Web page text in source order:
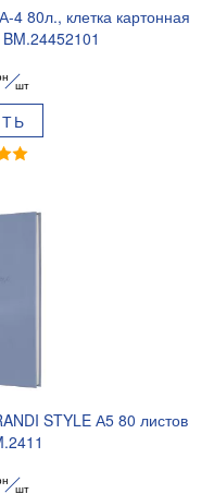
4 80л., клетка картонная
шт
STYLE А5 80 листов
шт